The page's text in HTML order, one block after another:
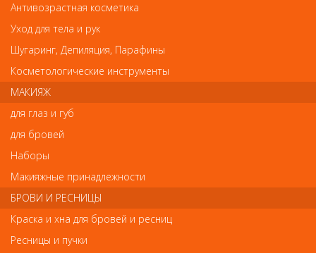
Щипцы для выпрямления и завивки волос. Мощность 170W.
Достижение рабочей температуры в течение 10 сек.
Вращающийся шнур длиной 2,8 метра механический термо-
регулятор 160-220 градусов.
Cпособны искусственно генерировать большое число
отрицательных ионов (2 миллиона в секунду на см3). В процессе
ионизации волос удаляется лишняя влага и происходит
закрывание наружной кутикулы, что способствует
омолаживанию волос. Волосы становятся более здоровыми и
блестящими. Вес - 260 г, керамико-турмалиновое покрытие
пластин (равномерное распределение тепла, а также
антистатический эффект), система ионизации (производит
антистатический эффект и поддерживает естественную
влажность волос), ширина пластины - 23 см, нагреваются до
температуры 200°С за 10 секунд, эргономичный дизайн,
подходят для волос любой длины, мягкий крутящийся провод
(длина 3 метра).
Антивозрастная косметика
Уход для тела и рук
Шугаринг, Депиляция, Парафины
Косметологические инструменты
МАКИЯЖ
для глаз и губ
для бровей
Наборы
Макияжные принадлежности
БРОВИ И РЕСНИЦЫ
Краска и хна для бровей и ресниц
Ресницы и пучки